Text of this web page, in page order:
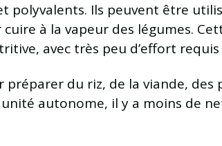
polyvalents. Ils peuvent être
à la vapeur des légumes.
avec très peu d’effort
du riz, de la viande,
autonome, il y a moins de